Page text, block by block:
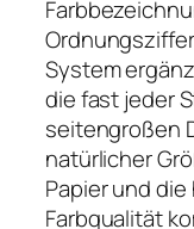
System
die fast jeder
seitengroßen
natürlicher
Papier und
Farbqualität